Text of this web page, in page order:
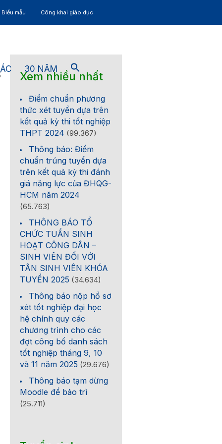
mẫu Công khai giáo dục
30 NĂM
Xem nhiều nhất
Điểm chuẩn phương
thức xét tuyển dựa trên
kết quả kỳ thi tốt nghiệp
THPT 2024 (99.367)
Thông báo: Điểm
chuẩn trúng tuyển dựa
trên kết quả kỳ thi đánh
giá năng lực của ĐHQG-
HCM năm 2024
(65.763)
THÔNG BÁO TỔ
CHỨC TUẦN SINH
HOẠT CÔNG DÂN –
SINH VIÊN ĐỐI VỚI
TÂN SINH VIÊN KHÓA
TUYỂN 2025 (34.634)
Thông báo nộp hồ sơ
xét tốt nghiệp đại học
hệ chính quy các
chương trình cho các
đợt công bố danh sách
tốt nghiệp tháng 9, 10
và 11 năm 2025 (29.676)
Thông báo tạm dừng
Moodle để bảo trì
(25.711)